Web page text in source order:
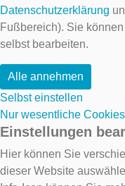
Datenschutzerklärung
Fußbereich). Sie
selbst bearbeiten.
Alle annehmen
Selbst einstellen
Nur wesentliche
Einstellungen
Hier können Sie
dieser Website